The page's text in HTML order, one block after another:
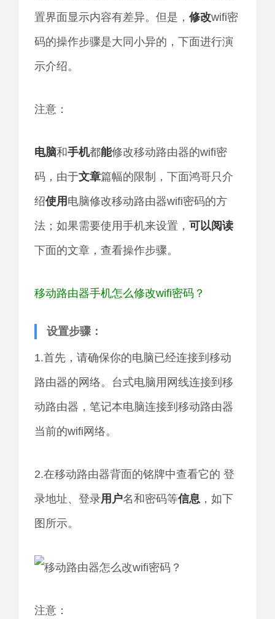
置界面显示内容有差异。但是， 修改wifi密
码的操作步骤是大同小异的，下面进行演
示介绍。
注意：
电脑和手机都能修改移动路由器的wifi密
码，由于文章篇幅的限制，下面鸿哥只介
绍使用 电脑修改移动路由器wifi密码的方
法；如果需要使用手机来设置， 可以阅读
下面的文章，查看操作步骤。
移动路由器手机怎么修改wifi密码？
设置步骤：
1.首先，请确保你的电脑已经连接到移动
路由器的网络。台式电脑用网线连接到移
动路由器，笔记本电脑连接到移动路由器
当前的wifi网络。
2.在移动路由器背面的铭牌中查看它的 登
录地址、登录用户名和密码等信息 ，如下
图所示。
注意：